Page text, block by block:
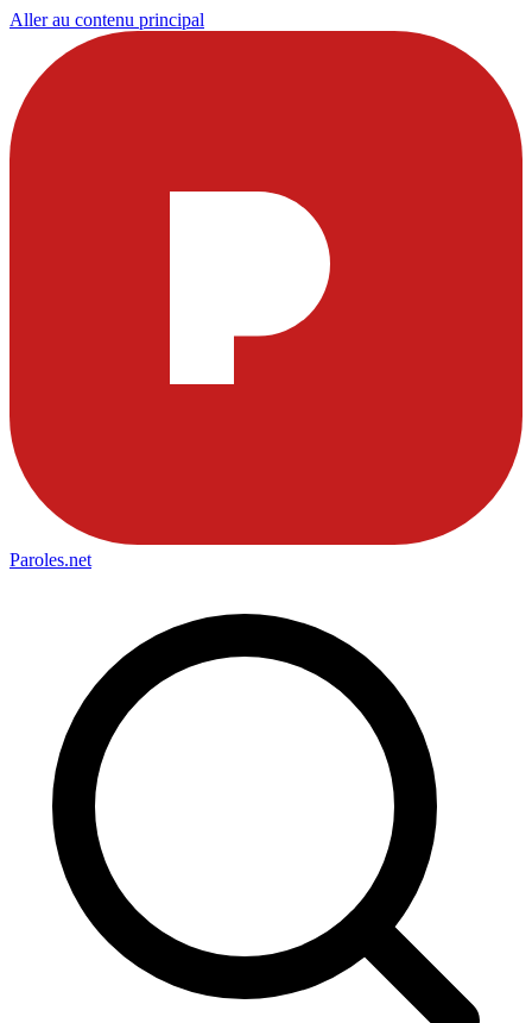
Aller au contenu principal
Paroles.net